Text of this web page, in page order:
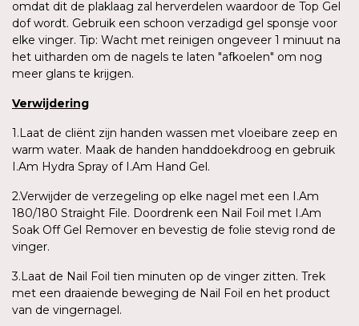
omdat dit de plaklaag zal herverdelen waardoor de Top Gel
dof wordt. Gebruik een schoon verzadigd gel sponsje voor
elke vinger. Tip: Wacht met reinigen ongeveer 1 minuut na
het uitharden om de nagels te laten "afkoelen" om nog
meer glans te krijgen.
Verwijdering
1.Laat de cliënt zijn handen wassen met vloeibare zeep en
warm water. Maak de handen handdoekdroog en gebruik
I.Am Hydra Spray of I.Am Hand Gel.
2.Verwijder de verzegeling op elke nagel met een I.Am
180/180 Straight File. Doordrenk een Nail Foil met I.Am
Soak Off Gel Remover en bevestig de folie stevig rond de
vinger.
3.Laat de Nail Foil tien minuten op de vinger zitten. Trek
met een draaiende beweging de Nail Foil en het product
van de vingernagel.